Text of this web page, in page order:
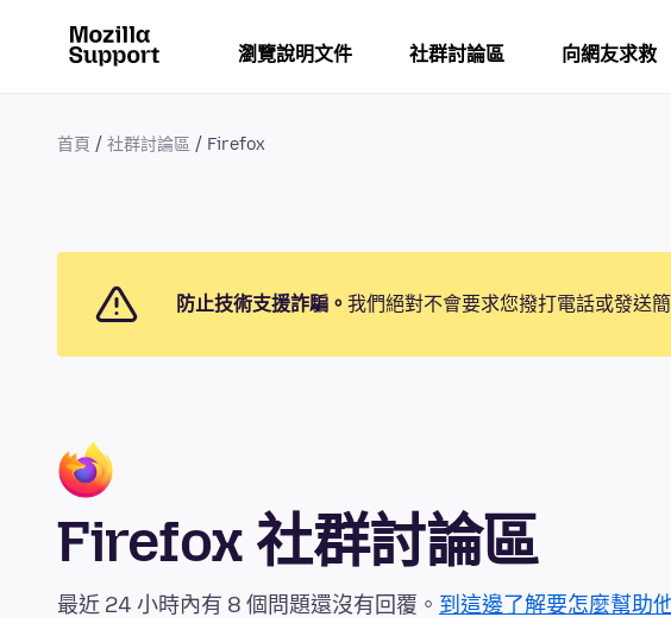
瀏覽說明文件 社群討論區 向網友求救
首頁 社群討論區 Firefox
防止技術支援詐騙。 我們絕對不會要求您撥打電話或發送
Firefox 社群討論區
最近 24 小時內有 8 個問題還沒有回覆。 到這邊了解要怎麼幫助